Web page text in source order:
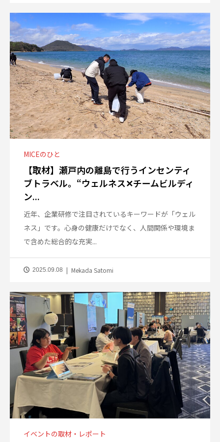
MICEのひと
【取材】瀬戸内の離島で行うインセンティ
ブトラベル。“ウェルネス✕チームビルディ
ン...
近年、企業研修で注目されているキーワードが「ウェル
ネス」です。心身の健康だけでなく、人間関係や環境ま
で含めた総合的な充実...
2025.09.08 Mekada Satomi
イベントの取材・レポート